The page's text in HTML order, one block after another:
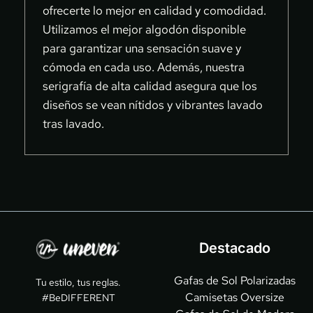
declaración de estilo, sino también un paso
hacia un futuro más verde y consciente.
cada detalle y encuentra la cartera perfecta
para complementar tu estilo en Uneven.
ofrecerte lo mejor en calidad y comodidad.
Utilizamos el mejor algodón disponible
para garantizar una sensación suave y
cómoda en cada uso. Además, nuestra
serigrafía de alta calidad asegura que los
diseños se vean nítidos y vibrantes lavado
tras lavado.
Tu estilo, tus reglas.
#BeDIFFERENT
Destacado
Gafas de Sol Polarizadas
Camisetas Oversize